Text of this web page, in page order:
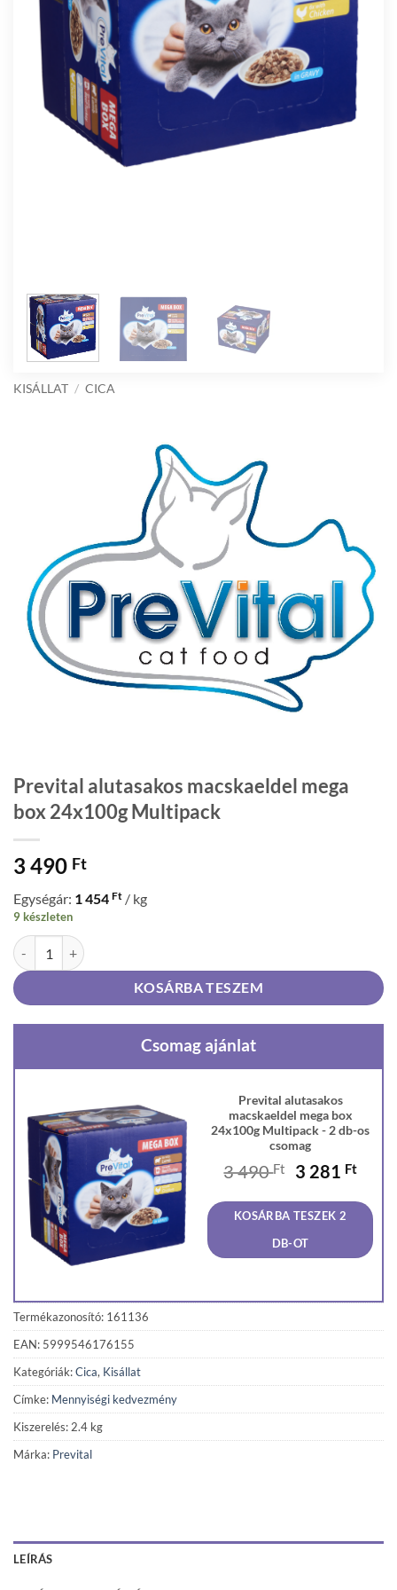
KISÁLLAT / CICA
Prevital alutasakos macskaeldel mega
box 24x100g Multipack
3 490 Ft
Egységár: 1 454 Ft / kg
9 készleten
Prevital alutasakos macskaeldel mega box 24x100g Multipack
KOSÁRBA TESZEM
Csomag ajánlat
Prevital alutasakos
macskaeldel mega box
24x100g Multipack - 2 db-os
csomag
3 490Ft
Original
was:
3
490 Ft.
3 281 Ft
is:
281
KOSÁRBA TESZEK 2
DB-OT
Termékazonosító: 161136
EAN: 5999546176155
Kategóriák:Cica, Kisállat
Címke: Mennyiségi kedvezmény
Kiszerelés: 2.4 kg
Márka: Prevital
LEÍRÁS